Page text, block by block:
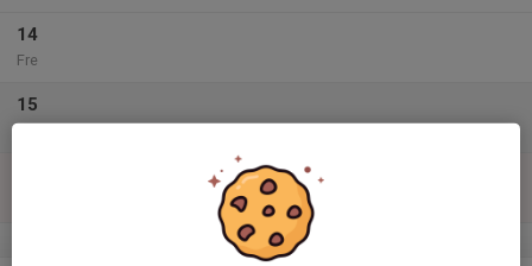
14
Fre
15
v.34